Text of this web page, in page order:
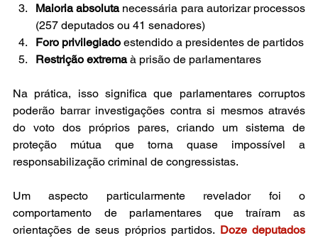
Maioria absoluta necessária para autorizar processos
(257 deputados ou 41 senadores)
Foro privilegiado estendido a presidentes de partidos
Restrição extrema à prisão de parlamentares
Na prática, isso significa que parlamentares corruptos
poderão barrar investigações contra si mesmos através
do voto dos próprios pares, criando um sistema de
proteção mútua que torna quase impossível a
responsabilização criminal de congressistas.
Um aspecto particularmente revelador foi o
comportamento de parlamentares que traíram as
orientações de seus próprios partidos. Doze deputados